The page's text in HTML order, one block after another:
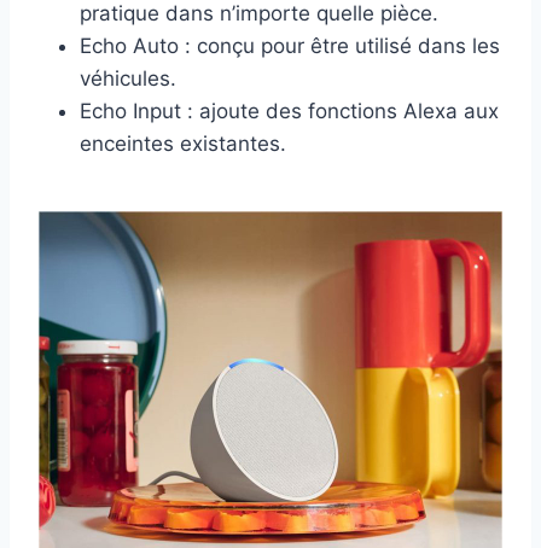
pratique dans n’importe quelle pièce.
Echo Auto : conçu pour être utilisé dans les
véhicules.
Echo Input : ajoute des fonctions Alexa aux
enceintes existantes.